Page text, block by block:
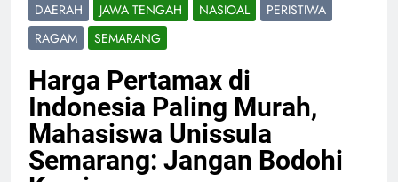
DAERAH JAWA TENGAH NASIOAL
PERISTIWA
RAGAM
SEMARANG
Harga Pertamax di
Indonesia Paling Murah,
Mahasiswa Unissula
Semarang: Jangan Bodohi